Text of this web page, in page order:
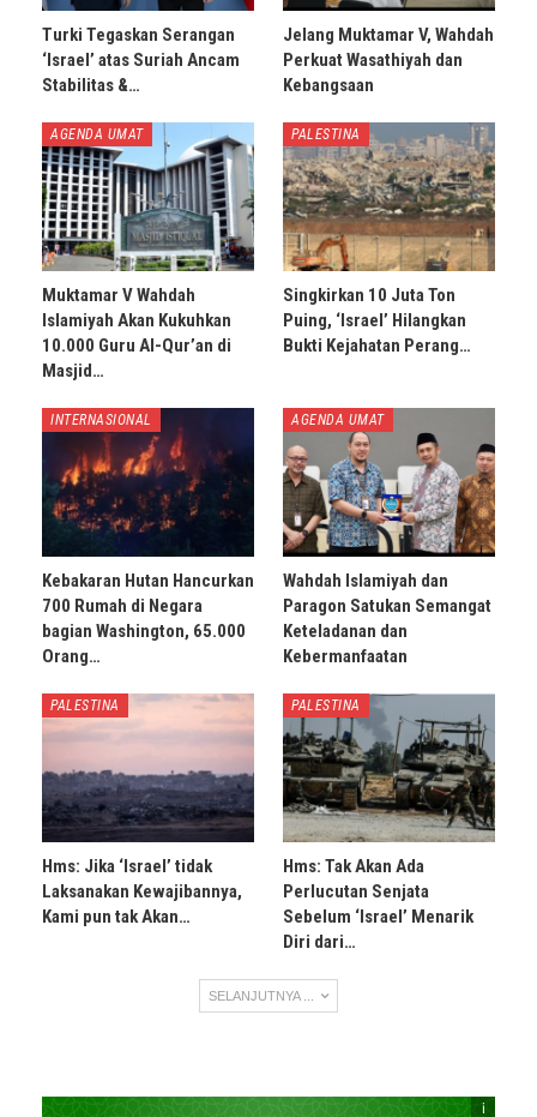
Turki Tegaskan Serangan
‘Israel’ atas Suriah Ancam
Stabilitas &…
Jelang Muktamar V, Wahdah
Perkuat Wasathiyah dan
Kebangsaan
AGENDA UMAT
Muktamar V Wahdah
Islamiyah Akan Kukuhkan
10.000 Guru Al-Qur’an di
Masjid…
PALESTINA
Singkirkan 10 Juta Ton
Puing, ‘Israel’ Hilangkan
Bukti Kejahatan Perang…
INTERNASIONAL
Kebakaran Hutan Hancurkan
700 Rumah di Negara
bagian Washington, 65.000
Orang…
AGENDA UMAT
Wahdah Islamiyah dan
Paragon Satukan Semangat
Keteladanan dan
Kebermanfaatan
PALESTINA
Hms: Jika ‘Israel’ tidak
Laksanakan Kewajibannya,
Kami pun tak Akan…
PALESTINA
Hms: Tak Akan Ada
Perlucutan Senjata
Sebelum ‘Israel’ Menarik
Diri dari…
SELANJUTNYA ...